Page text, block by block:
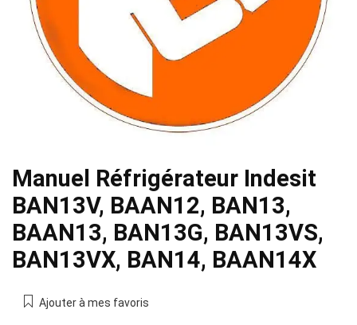
Manuel Réfrigérateur Indesit
BAN13V, BAAN12, BAN13,
BAAN13, BAN13G, BAN13VS,
BAN13VX, BAN14, BAAN14X
Ajouter à mes favoris